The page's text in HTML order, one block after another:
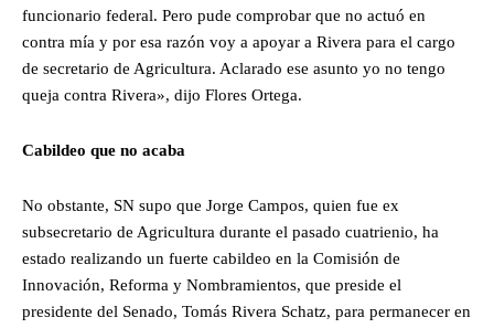
funcionario federal. Pero pude comprobar que no actuó en
contra mía y por esa razón voy a apoyar a Rivera para el cargo
de secretario de Agricultura. Aclarado ese asunto yo no tengo
queja contra Rivera», dijo Flores Ortega.
Cabildeo que no acaba
No obstante, SN supo que Jorge Campos, quien fue ex
subsecretario de Agricultura durante el pasado cuatrienio, ha
estado realizando un fuerte cabildeo en la Comisión de
Innovación, Reforma y Nombramientos, que preside el
presidente del Senado, Tomás Rivera Schatz, para permanecer en